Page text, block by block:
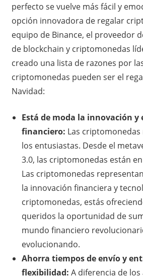
perfecto se vuelve más fácil y
opción innovadora de regalar
equipo de Binance, el proveedor
de blockchain y criptomonedas
creado una lista de razones por
criptomonedas pueden ser el
Navidad:
Está de moda la innovación
financiero: Las
los entusiastas. Desde el
3.0, las criptomonedas están
Las criptomonedas
la innovación financiera y
criptomonedas, estás
queridos la oportunidad de
mundo financiero
evolucionando.
Ahorra tiempos de envío y
flexibilidad: A diferencia de